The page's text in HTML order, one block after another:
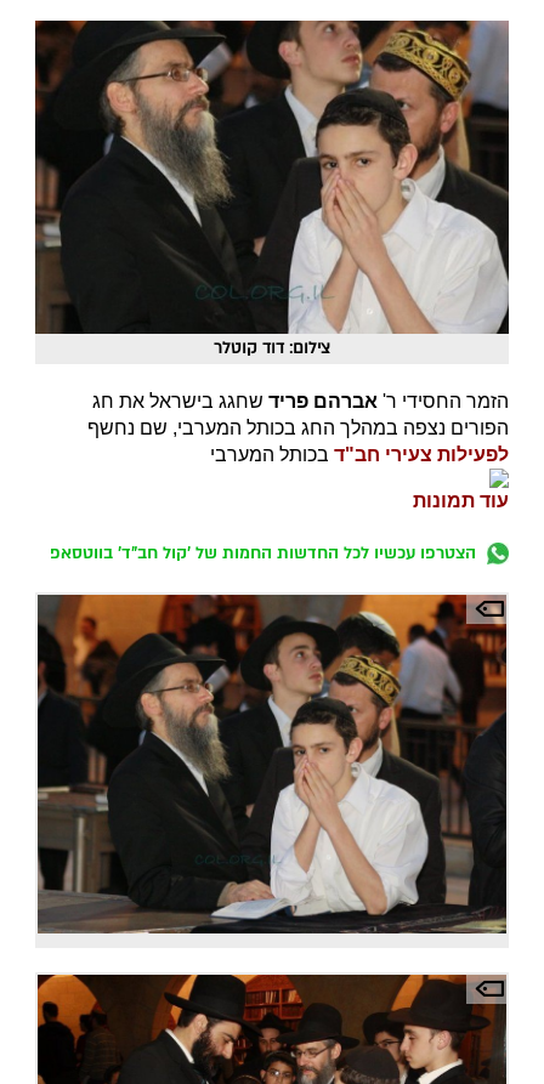
צילום: דוד קוטלר
הזמר החסידי ר' אברהם פרידשחגג בישראל את חג
הפורים נצפה במהלך החג בכותל המערבי, שם נחשף
לפעילות צעירי חב"דבכותל המערבי
עוד תמונות
הצטרפו עכשיו לכל החדשות החמות של 'קול חב"ד' בווטסאפ